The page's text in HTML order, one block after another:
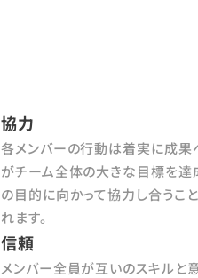
協力
各メンバーの行動は着実に成果
がチーム全体の大きな目標を達
の目的に向かって協力し合うこ
れます。
信頼
メンバー全員が互いのスキルと